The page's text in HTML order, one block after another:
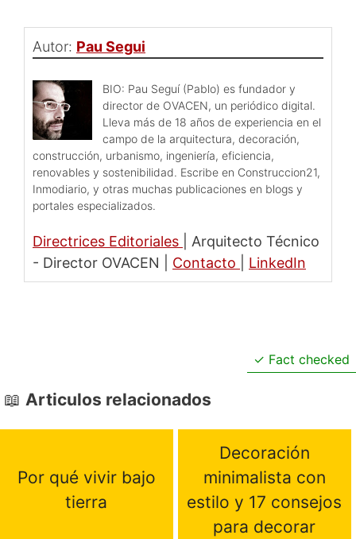
Autor: Pau Segui
BIO: Pau Seguí (Pablo) es fundador y
director de OVACEN, un periódico digital.
Lleva más de 18 años de experiencia en el
campo de la arquitectura, decoración,
construcción, urbanismo, ingeniería, eficiencia,
renovables y sostenibilidad. Escribe en Construccion21,
Inmodiario, y otras muchas publicaciones en blogs y
portales especializados.
Directrices Editoriales
Arquitecto Técnico
- Director OVACEN
Contacto LinkedIn
Fact checked
Articulos relacionados
Por qué vivir bajo
tierra
Decoración
minimalista con
estilo y 17 consejos
para decorar